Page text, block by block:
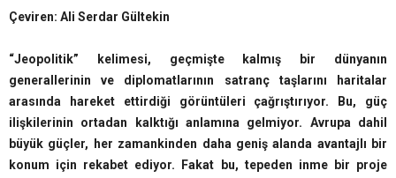
Çeviren: Ali Serdar Gültekin
“Jeopolitik” kelimesi, geçmişte kalmış bir dünyanın
generallerinin ve diplomatlarının satranç taşlarını haritalar
arasında hareket ettirdiği görüntüleri çağrıştırıyor. Bu, güç
ilişkilerinin ortadan kalktığı anlamına gelmiyor. Avrupa dahil
büyük güçler, her zamankinden daha geniş alanda avantajlı bir
konum için rekabet ediyor. Fakat bu, tepeden inme bir proje